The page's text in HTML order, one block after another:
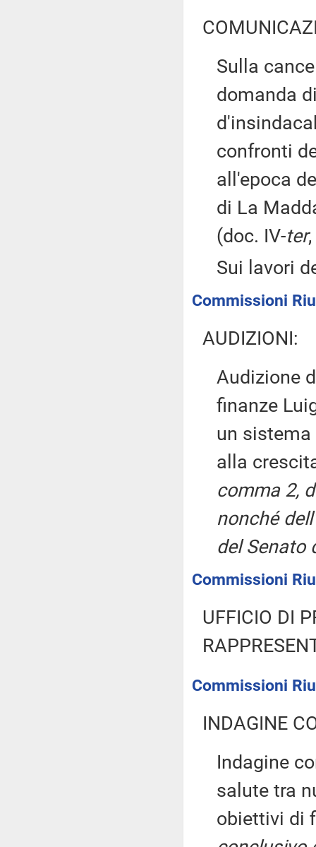
Sulla
domanda
confronti
all'epoca
di La
(doc. IV-ter
Sui lavori
Commissioni
AUDIZIONI:
Audizione
finanze
un sistema
alla
comma 2,
nonché
del Senato
Commissioni
UFFICIO DI
Commissioni
INDAGINE
Indagine
salute tra
obiettivi di